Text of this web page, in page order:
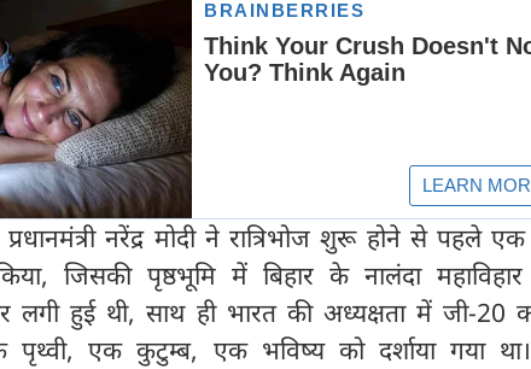
प्रधानमंत्री नरेंद्र मोदी ने रात्रिभोज शुरू होने से पहले
जिसकी पृष्ठभूमि में बिहार के नालंदा महाविहार
लगी हुई थी, साथ ही भारत की अध्यक्षता में जी-20
एक कुटुम्ब, एक भविष्य को दर्शाया गया था।